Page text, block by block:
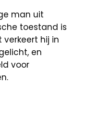
man uit
toestand is
hij in
en
voor